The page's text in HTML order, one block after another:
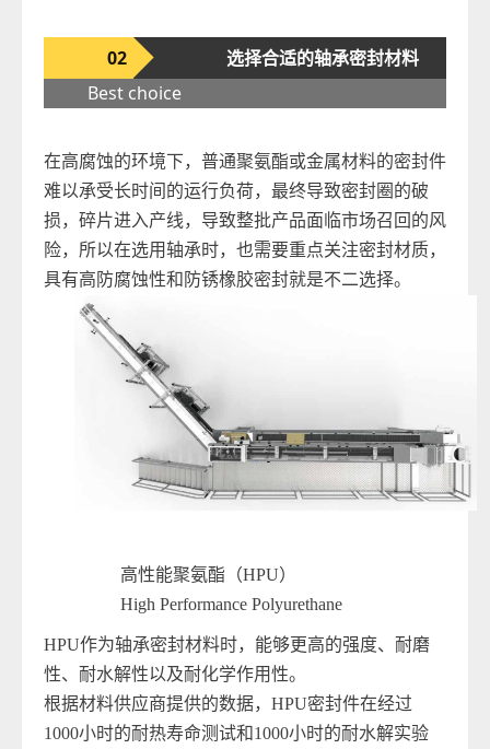
02 选择合适的轴承密封材料
Best choice
在高腐蚀的环境下，普通聚氨酯或金属材料的密封件
难以承受长时间的运行负荷，最终导致密封圈的破
损，碎片进入产线，导致整批产品面临市场召回的风
险，所以在选用轴承时，也需要重点关注密封材质，
具有高防腐蚀性和防锈橡胶密封就是不二选择。
高性能聚氨酯（HPU）
High Performance Polyurethane
HPU作为轴承密封材料时，能够更高的强度、耐磨
性、耐水解性以及耐化学作用性。
根据材料供应商提供的数据，HPU密封件在经过
1000小时的耐热寿命测试和1000小时的耐水解实验